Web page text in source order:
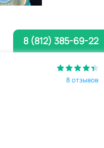
8 (812) 385-69-22
8 отзывов